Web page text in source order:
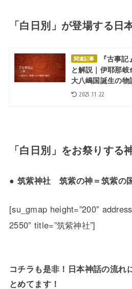
「白日別」が登場する日
関連記事
『古事
と解説｜伊耶那
大八嶋国誕生の物
2025.11.22
「白日別」をお祭りする
● 筑紫神社 筑紫の神＝筑紫の
[su_gmap height=”200″
2550″ title=”筑紫神社”]
コチラも是非！日本神話の流れ
とめてます！